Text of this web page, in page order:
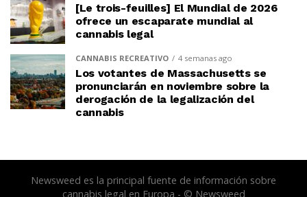
[Le trois-feuilles] El Mundial de 2026
ofrece un escaparate mundial al
cannabis legal
CANNABIS RECREATIVO 4 semanas ago
Los votantes de Massachusetts se
pronunciarán en noviembre sobre la
derogación de la legalización del
cannabis
Newsweed es la principal fuente de información sobre
cannabis legal en Europa - © Newsweed